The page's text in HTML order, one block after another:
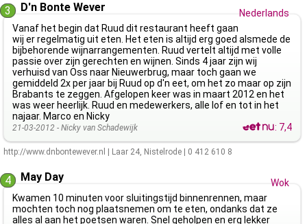
3 D'n Bonte Wever
Nederlands
Vanaf het begin dat Ruud dit restaurant heeft gaan
wij er regelmatig uit eten. Het eten is altijd erg goed alsmede de
bijbehorende wijnarrangementen. Ruud vertelt altijd met volle
passie over zijn gerechten en wijnen. Sinds 4 jaar zijn wij
verhuisd van Oss naar Nieuwerbrug, maar toch gaan we
gemiddeld 2x per jaar bij Ruud op d'n eet, om het zo maar op zijn
Brabants te zeggen. Afgelopen keer was in maart 2012 en het
was weer heerlijk. Ruud en medewerkers, alle lof en tot in het
najaar. Marco en Nicky
21-03-2012 - Nicky van Schadewijk : 7,4
http://www.dnbontewever.nl Laar 24, Nistelrode 0 412 610 8
4 May Day
Wok
Kwamen 10 minuten voor sluitingstijd binnenrennen, maar
mochten toch nog plaatsnemen om te eten, ondanks dat ze
alles al aan het poetsen waren. Snel geholpen en erg lekker